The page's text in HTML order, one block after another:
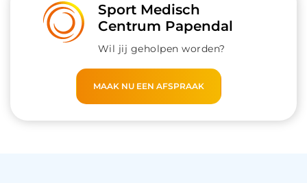
Sport Medisch
Centrum Papendal
Wil jij geholpen worden?
MAAK NU EEN AFSPRAAK